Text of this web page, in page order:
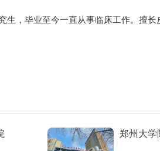
，毕业至今一直从事临床工作。擅长
郑州大学